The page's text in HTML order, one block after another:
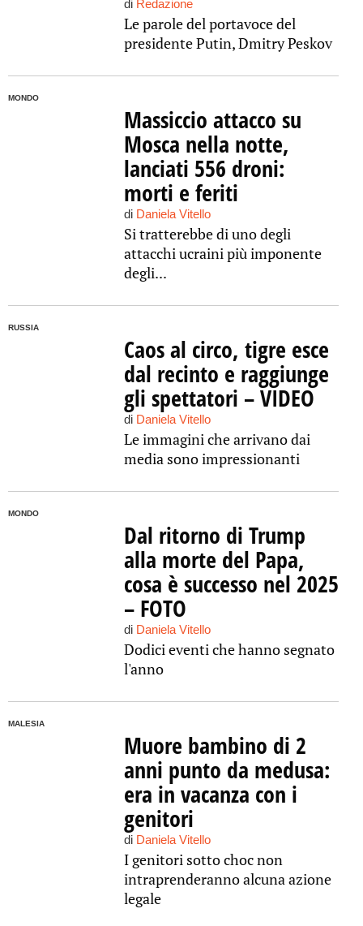
di Redazione
Le parole del portavoce del
presidente Putin, Dmitry Peskov
MONDO
Massiccio attacco su
Mosca nella notte,
lanciati 556 droni:
morti e feriti
di Daniela Vitello
Si tratterebbe di uno degli
attacchi ucraini più imponente
degli...
RUSSIA
Caos al circo, tigre esce
dal recinto e raggiunge
gli spettatori – VIDEO
di Daniela Vitello
Le immagini che arrivano dai
media sono impressionanti
MONDO
Dal ritorno di Trump
alla morte del Papa,
cosa è successo nel 2025
– FOTO
di Daniela Vitello
Dodici eventi che hanno segnato
l'anno
MALESIA
Muore bambino di 2
anni punto da medusa:
era in vacanza con i
genitori
di Daniela Vitello
I genitori sotto choc non
intraprenderanno alcuna azione
legale